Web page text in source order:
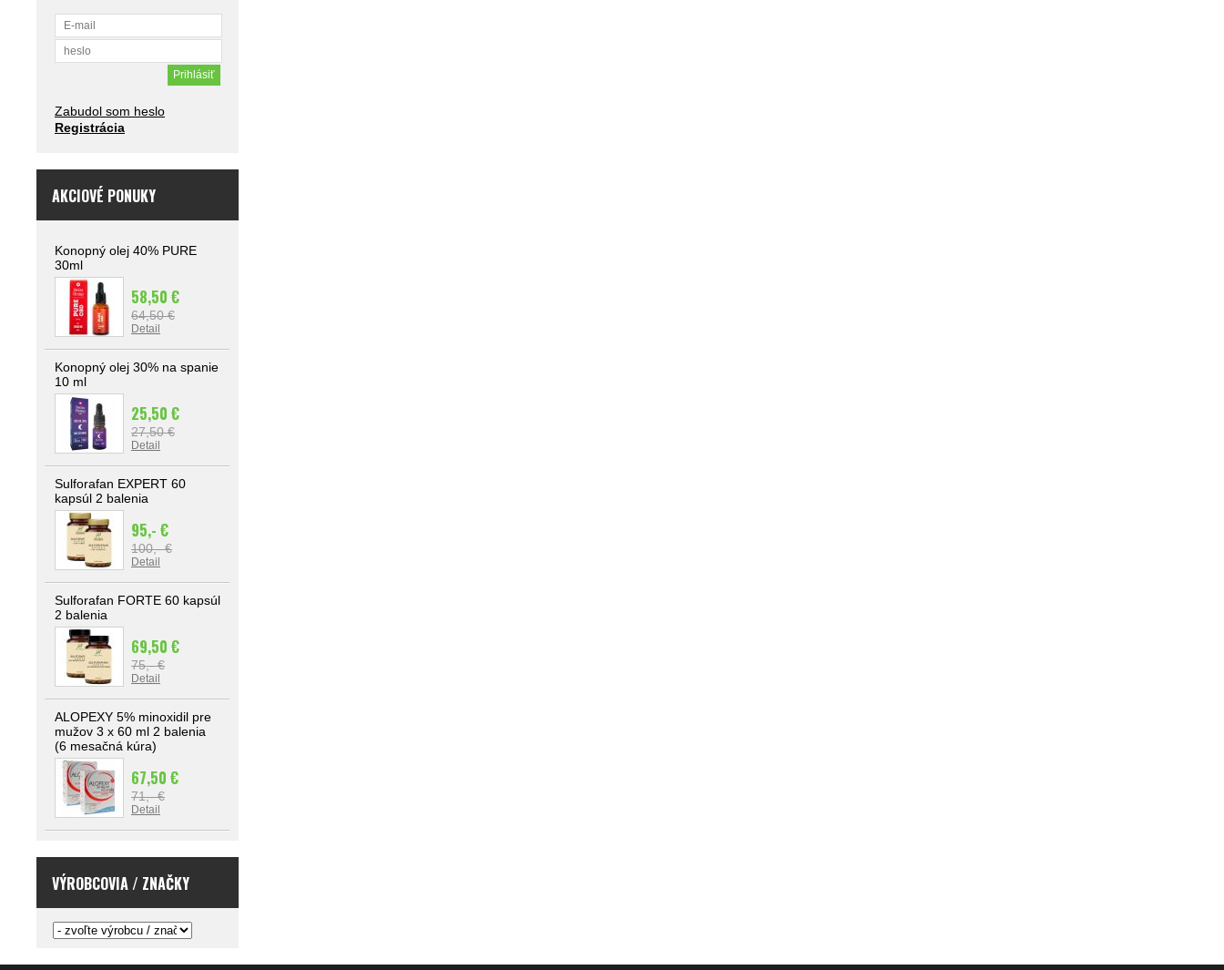
Zabudol som heslo
Registrácia
AKCIOVÉ PONUKY
Konopný olej 40% PURE
30ml
58,50 €
64,50 €
Detail
Konopný olej 30% na spanie
10 ml
25,50 €
27,50 €
Detail
Sulforafan EXPERT 60
kapsúl 2 balenia
95,- €
100,- €
Detail
Sulforafan FORTE 60 kapsúl
2 balenia
69,50 €
75,- €
Detail
ALOPEXY 5% minoxidil pre
mužov 3 x 60 ml 2 balenia
(6 mesačná kúra)
67,50 €
71,- €
Detail
VÝROBCOVIA / ZNAČKY